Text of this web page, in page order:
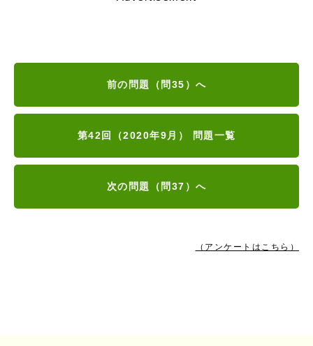
前の問題（問35）へ
第42回（2020年9月） 問題一覧
次の問題（問37）へ
（アンケートはこちら）